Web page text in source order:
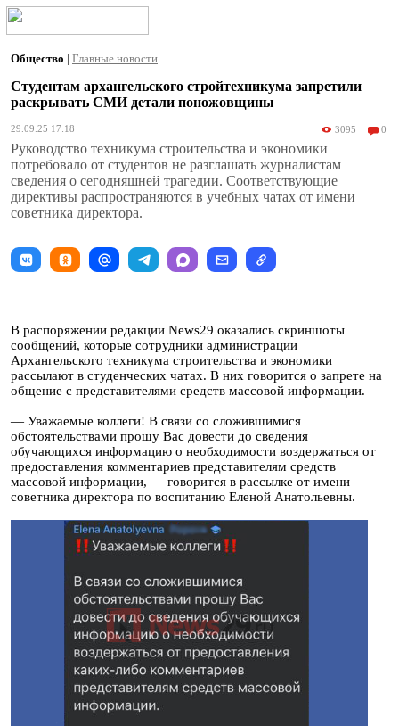
Общество | Главные новости
Студентам архангельского стройтехникума запретили
раскрывать СМИ детали поножовщины
29.09.25 17:18 3095 0
Руководство техникума строительства и экономики
потребовало от студентов не разглашать журналистам
сведения о сегодняшней трагедии. Соответствующие
директивы распространяются в учебных чатах от имени
советника директора.
В распоряжении редакции News29 оказались скриншоты
сообщений, которые сотрудники администрации
Архангельского техникума строительства и экономики
рассылают в студенческих чатах. В них говорится о запрете на
общение с представителями средств массовой информации.
— Уважаемые коллеги! В связи со сложившимися
обстоятельствами прошу Вас довести до сведения
обучающихся информацию о необходимости воздержаться от
предоставления комментариев представителям средств
массовой информации, — говорится в рассылке от имени
советника директора по воспитанию Еленой Анатольевны.